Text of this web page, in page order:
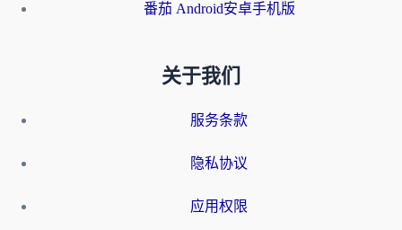
番茄 Android安卓手机版
关于我们
服务条款
隐私协议
应用权限